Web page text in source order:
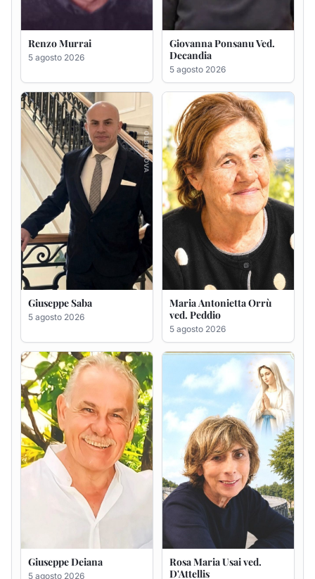
Giuseppe Saba
5 agosto 2026
Maria Antonietta Orrù
ved. Peddio
5 agosto 2026
Giuseppe Deiana
5 agosto 2026
Rosa Maria Usai ved.
D'Attellis
5 agosto 2026